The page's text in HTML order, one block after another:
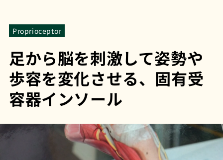
Proprioceptor
足から脳を刺激して姿勢や
歩容を変化させる、固有受
容器インソール